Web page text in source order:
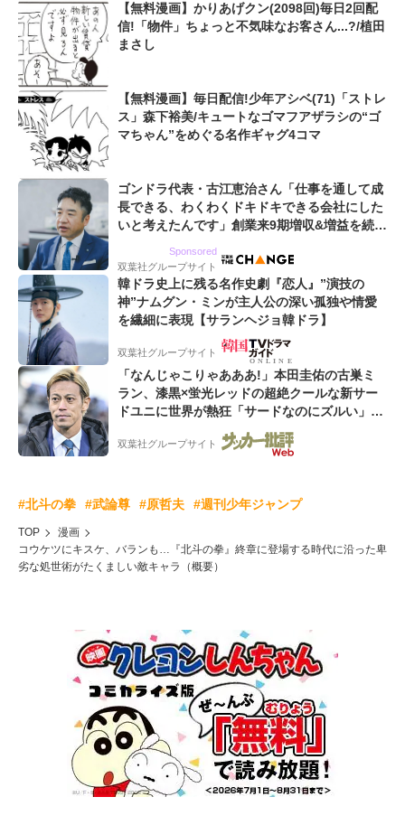
【無料漫画】かりあげクン(2098回)毎日2回配
信!「物件」ちょっと不気味なお客さん...?/植田
まさし
【無料漫画】毎日配信!少年アシベ(71)「ストレ
ス」森下裕美/キュートなゴマフアザラシの“ゴ
マちゃん”をめぐる名作ギャグ4コマ
ゴンドラ代表・古江恵治さん「仕事を通して成
長できる、わくわくドキドキできる会社にした
いと考えたんです」創業来9期増収&増益を続け
Sponsored
双葉社グループサイト
韓ドラ史上に残る名作史劇『恋人』”演技の
神”ナムグン・ミンが主人公の深い孤独や情愛
を繊細に表現【サランヘジョ韓ドラ】
双葉社グループサイト
「なんじゃこりゃあああ!」本田圭佑の古巣ミ
ラン、漆黒×蛍光レッドの超絶クールな新サー
ドユニに世界が熱狂「サードなのにズルい」
「こりゃかっけえわ」
双葉社グループサイト
#北斗の拳 #武論尊 #原哲夫 #週刊少年ジャンプ
TOP
漫画
コウケツにキスケ、バランも…『北斗の拳』終章に登場する時代に沿った卑
劣な処世術がたくましい敵キャラ（概要）